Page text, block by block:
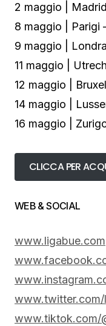
2 maggio |
8 maggio | Parigi
9 maggio |
11 maggio |
12 maggio |
14 maggio |
16 maggio |
CLICCA PER
WEB & SOCIAL
www.ligabue.com
www.twitter.com/
www.tiktok.com/